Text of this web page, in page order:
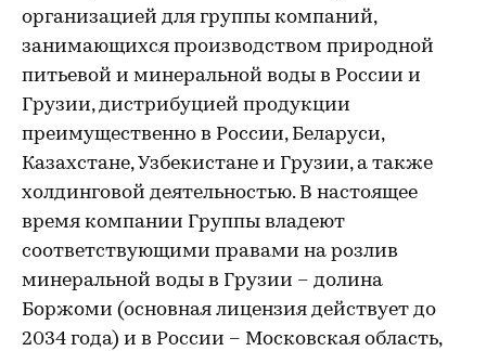
организацией для группы компаний,
занимающихся производством природной
питьевой и минеральной воды в России и
Грузии, дистрибуцией продукции
преимущественно в России, Беларуси,
Казахстане, Узбекистане и Грузии, а также
холдинговой деятельностью. В настоящее
время компании Группы владеют
соответствующими правами на розлив
минеральной воды в Грузии – долина
Боржоми (основная лицензия действует до
2034 года) и в России – Московская область,